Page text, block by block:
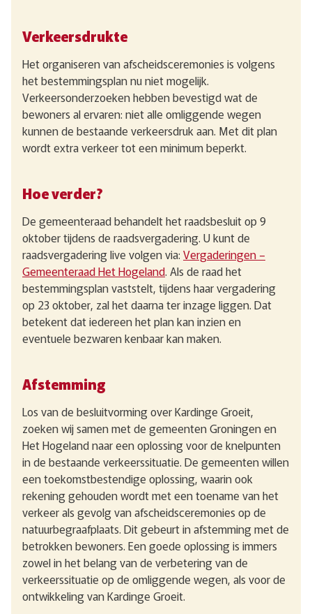
Verkeersdrukte
Het organiseren van afscheidsceremonies is volgens
het bestemmingsplan nu niet mogelijk.
Verkeersonderzoeken hebben bevestigd wat de
bewoners al ervaren: niet alle omliggende wegen
kunnen de bestaande verkeersdruk aan. Met dit plan
wordt extra verkeer tot een minimum beperkt.
Hoe verder?
De gemeenteraad behandelt het raadsbesluit op 9
oktober tijdens de raadsvergadering. U kunt de
raadsvergadering live volgen via: Vergaderingen –
Gemeenteraad Het Hogeland. Als de raad het
bestemmingsplan vaststelt, tijdens haar vergadering
op 23 oktober, zal het daarna ter inzage liggen. Dat
betekent dat iedereen het plan kan inzien en
eventuele bezwaren kenbaar kan maken.
Afstemming
Los van de besluitvorming over Kardinge Groeit,
zoeken wij samen met de gemeenten Groningen en
Het Hogeland naar een oplossing voor de knelpunten
in de bestaande verkeerssituatie. De gemeenten willen
een toekomstbestendige oplossing, waarin ook
rekening gehouden wordt met een toename van het
verkeer als gevolg van afscheidsceremonies op de
natuurbegraafplaats. Dit gebeurt in afstemming met de
betrokken bewoners. Een goede oplossing is immers
zowel in het belang van de verbetering van de
verkeerssituatie op de omliggende wegen, als voor de
ontwikkeling van Kardinge Groeit.